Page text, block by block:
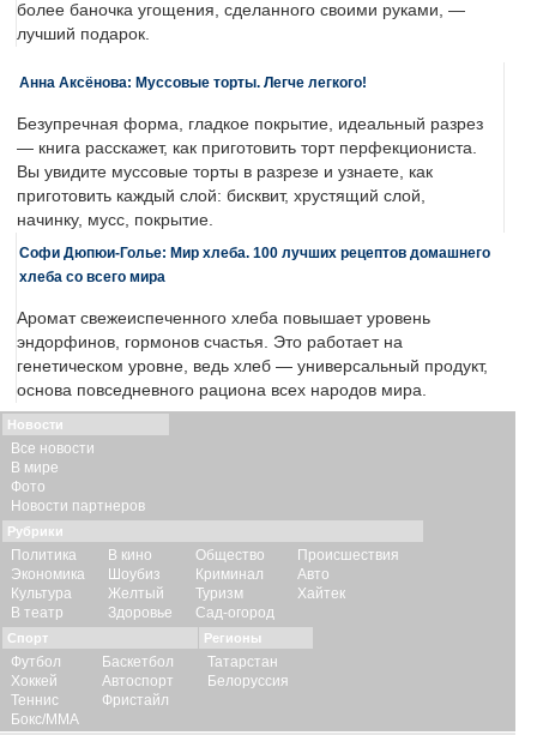
более баночка угощения, сделанного своими руками, —
лучший подарок.
Анна Аксёнова: Муссовые торты. Легче легкого!
Безупречная форма, гладкое покрытие, идеальный разрез
— книга расскажет, как приготовить торт перфекциониста.
Вы увидите муссовые торты в разрезе и узнаете, как
приготовить каждый слой: бисквит, хрустящий слой,
начинку, мусс, покрытие.
Софи Дюпюи-Голье: Мир хлеба. 100 лучших рецептов домашнего
хлеба со всего мира
Аромат свежеиспеченного хлеба повышает уровень
эндорфинов, гормонов счастья. Это работает на
генетическом уровне, ведь хлеб — универсальный продукт,
основа повседневного рациона всех народов мира.
Новости
Все новости
В мире
Фото
Новости партнеров
Рубрики
Политика
Экономика
Культура
В театр
В кино
Шоубиз
Желтый
Здоровье
Общество
Криминал
Туризм
Сад-огород
Происшествия
Авто
Хайтек
Спорт
Футбол
Хоккей
Теннис
Бокс/ММА
Баскетбол
Автоспорт
Фристайл
Регионы
Татарстан
Белоруссия